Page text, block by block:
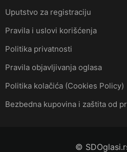
Uputstvo za registraciju
Pravila i uslovi korišćenja
Politika privatnosti
Pravila objavljivanja oglasa
Politika kolačića (Cookies Policy)
Bezbedna kupovina i zaštita od
©